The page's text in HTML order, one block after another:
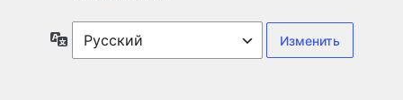
Язык